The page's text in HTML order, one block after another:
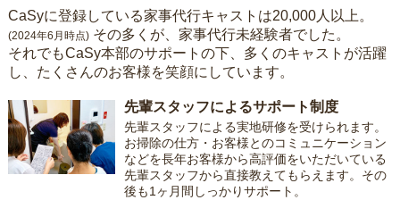
CaSyに登録している家事代行キャストは20,000人以上。
(2024年6月時点) その多くが、家事代行未経験者でした。
それでもCaSy本部のサポートの下、多くのキャストが活躍
し、たくさんのお客様を笑顔にしています。
先輩スタッフによるサポート制度
先輩スタッフによる実地研修を受けられます。
お掃除の仕方・お客様とのコミュニケーション
などを長年お客様から高評価をいただいている
先輩スタッフから直接教えてもらえます。その
後も1ヶ月間しっかりサポート。